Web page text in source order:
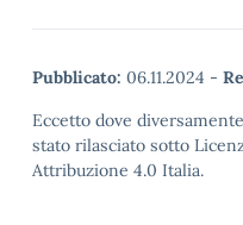
Pubblicato: 06.11.2024 -
Eccetto dove
stato rilasciato sotto
Attribuzione 4.0 Italia.